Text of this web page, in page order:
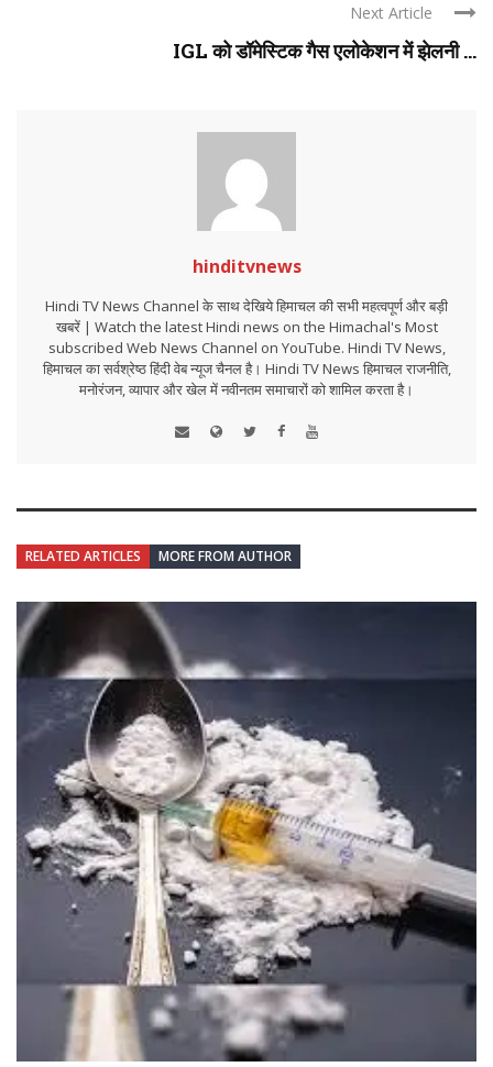
Next Article
IGL को डॉमेस्टिक गैस एलोकेशन में झेलनी ...
hinditvnews
Hindi TV News Channel के साथ देखिये हिमाचल की सभी महत्वपूर्ण और बड़ी
खबरें | Watch the latest Hindi news on the Himachal's Most
subscribed Web News Channel on YouTube. Hindi TV News,
हिमाचल का सर्वश्रेष्ठ हिंदी वेब न्यूज चैनल है। Hindi TV News हिमाचल राजनीति,
मनोरंजन, व्यापार और खेल में नवीनतम समाचारों को शामिल करता है।
RELATED ARTICLES MORE FROM AUTHOR